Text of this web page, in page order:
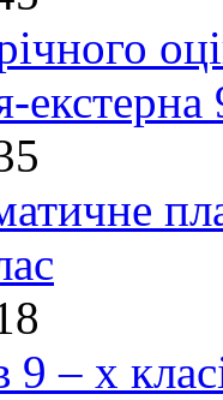
екстерна
9 – х